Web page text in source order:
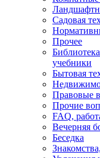
Садовая
Прочее
учебники
Бытовая
Правовые
Прочие
FAQ,
Вечерняя
Беседка